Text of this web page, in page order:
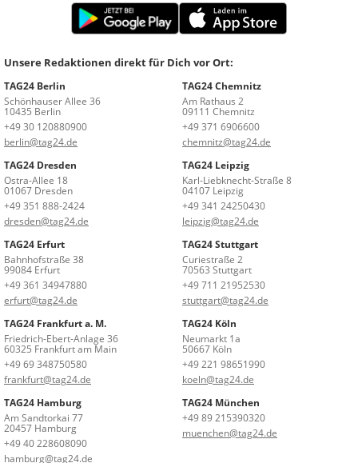
Unsere Redaktionen direkt für Dich vor Ort:
TAG24 Berlin
Schönhauser Allee 36
10435 Berlin
+49 30 120880900
berlin@tag24.de
TAG24 Chemnitz
Am Rathaus 2
09111 Chemnitz
+49 371 6906600
chemnitz@tag24.de
TAG24 Dresden
Ostra-Allee 18
01067 Dresden
+49 351 888-2424
dresden@tag24.de
TAG24 Leipzig
Karl-Liebknecht-Straße 8
04107 Leipzig
+49 341 24250430
leipzig@tag24.de
TAG24 Erfurt
Bahnhofstraße 38
99084 Erfurt
+49 361 34947880
erfurt@tag24.de
TAG24 Stuttgart
Curiestraße 2
70563 Stuttgart
+49 711 21952530
stuttgart@tag24.de
TAG24 Frankfurt a. M.
Friedrich-Ebert-Anlage 36
60325 Frankfurt am Main
+49 69 348750580
frankfurt@tag24.de
TAG24 Köln
Neumarkt 1a
50667 Köln
+49 221 98651990
koeln@tag24.de
TAG24 Hamburg
Am Sandtorkai 77
20457 Hamburg
+49 40 228608090
hamburg@tag24.de
TAG24 München
+49 89 215390320
muenchen@tag24.de